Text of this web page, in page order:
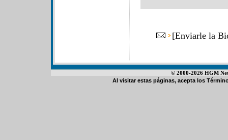
[Enviarle la
© 2000-2026 HGM
Al visitar estas páginas, acepta los